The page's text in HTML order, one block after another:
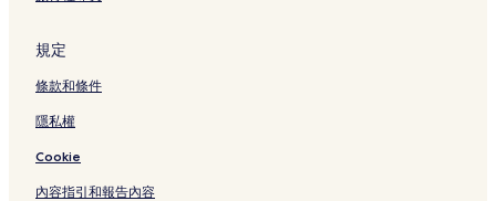
東京的寵物友善飯店
東京的商務飯店
東京的性別友善飯店
規定
條款和條件
隱私權
Cookie
內容指引和報告內容